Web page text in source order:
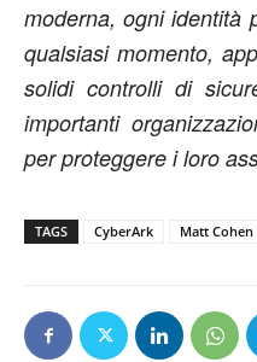
moderna, ogni identità
qualsiasi momento,
solidi controlli di
importanti
per proteggere i loro
TAGS CyberArk Matt Cohen